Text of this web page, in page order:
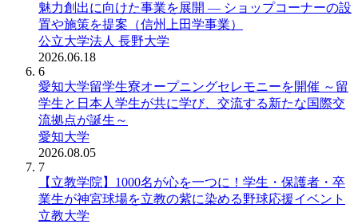
魅力創出に向けた事業を展開 ― ショップコーナーの設
置や施策を提案（信州上田学事業）
公立大学法人 長野大学
2026.06.18
6
愛知大学留学生寮オープニングセレモニーを開催 ～留
学生と日本人学生が共に学び、交流する新たな国際交
流拠点が誕生～
愛知大学
2026.08.05
7
【立教学院】1000名が心を一つに！学生・保護者・卒
業生が神宮球場を立教の紫に染める野球応援イベント
立教大学